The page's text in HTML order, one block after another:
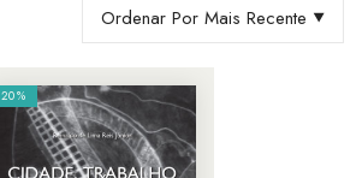
Ordenar Por Mais Recente
20%